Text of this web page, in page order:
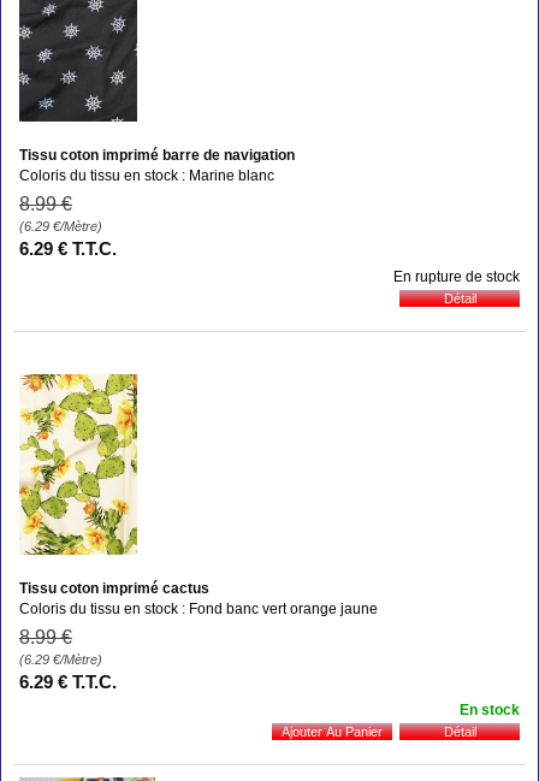
Tissu coton imprimé barre de navigation
Coloris du tissu en stock : Marine blanc
8.99 €
(6.29 €/Mètre)
6.29 € T.T.C.
En rupture de stock
Tissu coton imprimé cactus
Coloris du tissu en stock : Fond banc vert orange jaune
8.99 €
(6.29 €/Mètre)
6.29 € T.T.C.
En stock